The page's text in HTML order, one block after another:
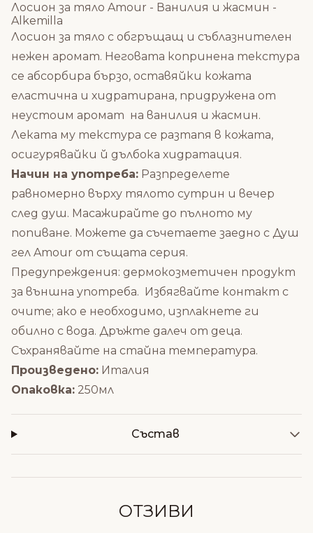
Лосион за тяло Amour - Ванилия и жасмин -
Alkemilla
Лосион за тяло с обгръщащ и съблазнителен
нежен аромат. Неговата копринена текстура
се абсорбира бързо, оставяйки кожата
еластична и хидратирана, придружена от
неустоим аромат на ванилия и жасмин.
Леката му текстура се разтапя в кожата,
осигурявайки й дълбока хидратация.
Начин на употреба: Разпределете
равномерно върху тялото сутрин и вечер
след душ. Масажирайте до пълното му
попиване. Можете да съчетаете заедно с Душ
гел Amour от същата серия.
Предупреждения: дермокозметичен продукт
за външна употреба. Избягвайте контакт с
очите; ако е необходимо, изплакнете ги
обилно с вода. Дръжте далеч от деца.
Съхранявайте на стайна температура.
Произведено: Италия
Опаковка: 250мл
Състав
ОТЗИВИ